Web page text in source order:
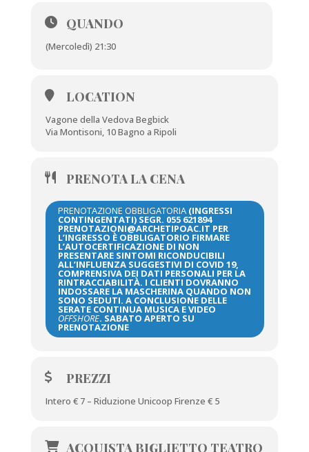
QUANDO
(Mercoledì) 21:30
LOCATION
Vagone della Vedova Begbick
Via Montisoni, 10 Bagno a Ripoli
PRENOTA LA CENA
PRENOTAZIONE OBBLIGATORIA(INGRESSI
CONTINGENTATI) SEGR. 055 621894
PRENOTAZIONI@ARCHETIPOAC.IT PER
L’INGRESSO È OBBLIGATORIO FIRMARE
L’AUTOCERTIFICAZIONE DI NON
PRESENTARE SINTOMI RICONDUCIBILI
ALL’INFLUENZA SUGGESTIVI DI COVID 19,
COMPRENSIVA DEI DATI PERSONALI PER LA
RINTRACCIABILITÀ. I CLIENTI DOVRANNO
INDOSSARE LA MASCHERINA QUANDO NON
SONO SEDUTI. A CONCLUSIONE DELLE
SERATE CONTINUA MUSICA E VIDEO
OFFSHORE. SABATO APERTO SU
PRENOTAZIONE
PREZZI
Intero € 7 – Riduzione Unicoop Firenze € 5
ACQUISTA BIGLIETTO TEATRO